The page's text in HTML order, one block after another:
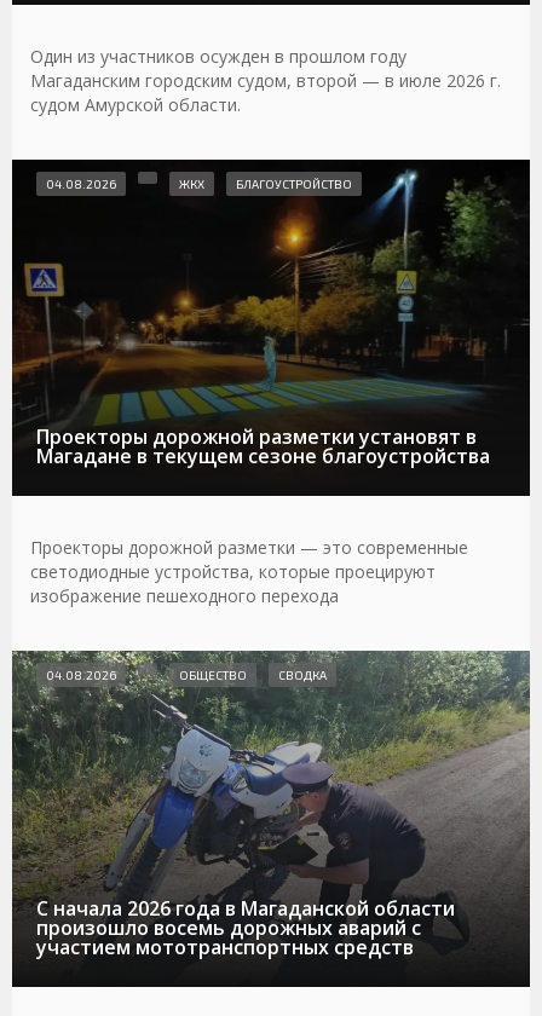
Один из участников осужден в прошлом году
Магаданским городским судом, второй — в июле 2026 г.
судом Амурской области.
Проекторы дорожной разметки установят в
Магадане в текущем сезоне благоустройства
04.08.2026 ЖКХ БЛАГОУСТРОЙСТВО
Проекторы дорожной разметки — это современные
светодиодные устройства, которые проецируют
изображение пешеходного перехода
С начала 2026 года в Магаданской области
произошло восемь дорожных аварий с
участием мототранспортных средств
04.08.2026 ОБЩЕСТВО СВОДКА